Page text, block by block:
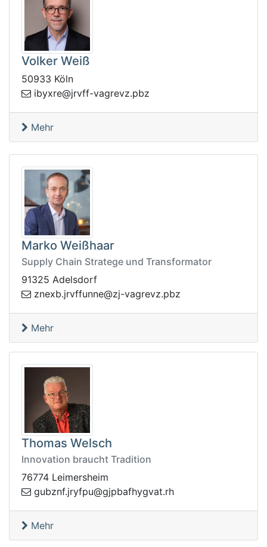
Volker Weiß
50933 Köln
zbp.zv
ergav-ffvrj@erxybi
Mehr
Marko Weißhaar
Supply Chain Stratege und Transformator
91325 Adelsdorf
zbp.zvergav-jz@
ennuffvrj.bxenz
Mehr
Thomas Welsch
Innovation braucht Tradition
76774 Leimersheim
hr.tavgyh
fabpjg@upfyrj.fnzbug
Mehr